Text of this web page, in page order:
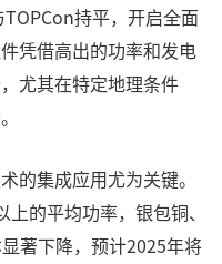
持平，开启全面
凭借高出的功率和发电
尤其在特定地理条件
的集成应用尤为关键。
的平均功率，银包铜、
著下降，预计2025年将